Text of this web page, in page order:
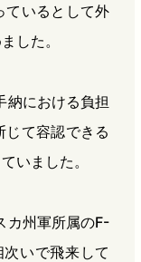
ているとして外
した。
納における負担
て容認できる
いました。
カ州軍所属のF-
いで飛来して